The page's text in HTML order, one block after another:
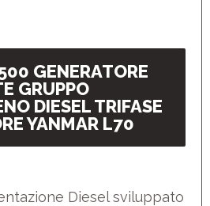
GENERATORE
GRUPPO
DIESEL TRIFASE
YANMAR L70
Diesel sviluppato